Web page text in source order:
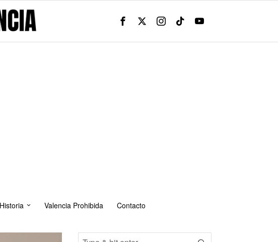
Historia Valencia Prohibida Contacto